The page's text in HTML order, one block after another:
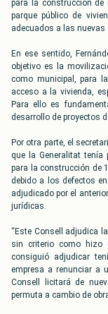
para la construcción de
parque público de
adecuados a las nuevas
En ese sentido,
objetivo es la
como municipal, para
acceso a la vivienda,
Para ello es
desarrollo de proyectos
Por otra parte, el
que la Generalitat tenía
para la construcción de
debido a los defectos
adjudicado por el
jurídicas.
“Este Consell adjudica
sin criterio como hizo
consiguió adjudicar
empresa a renunciar a
Consell licitará de
permuta a cambio de